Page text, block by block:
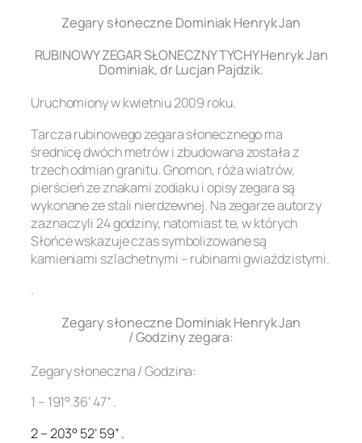
Zegary słoneczne Dominiak Henryk Jan
RUBINOWY ZEGAR SŁONECZNY TYCHY Henryk Jan
Dominiak, dr Lucjan Pajdzik.
Uruchomiony w kwietniu 2009 roku.
Tarcza rubinowego zegara słonecznego ma
średnicę dwóch metrów i zbudowana została z
trzech odmian granitu. Gnomon, róża wiatrów,
pierścień ze znakami zodiaku i opisy zegara są
wykonane ze stali nierdzewnej. Na zegarze autorzy
zaznaczyli 24 godziny, natomiast te, w których
Słońce wskazuje czas symbolizowane są
kamieniami szlachetnymi – rubinami gwiaździstymi.
.
Zegary słoneczne Dominiak Henryk Jan
/ Godziny zegara:
Zegary słoneczna / Godzina:
1 – 191° 36’ 47” .
2 – 203° 52’ 59” .